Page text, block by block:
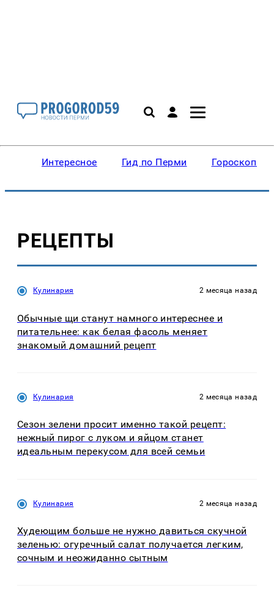
Интересное Гид по Перми Гороскопы
РЕЦЕПТЫ
Кулинария 2 месяца назад
Обычные щи станут намного интереснее и
питательнее: как белая фасоль меняет
знакомый домашний рецепт
Кулинария 2 месяца назад
Сезон зелени просит именно такой рецепт:
нежный пирог с луком и яйцом станет
идеальным перекусом для всей семьи
Кулинария 2 месяца назад
Худеющим больше не нужно давиться скучной
зеленью: огуречный салат получается легким,
сочным и неожиданно сытным